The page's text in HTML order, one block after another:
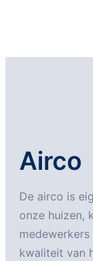
Airco
De airco is
onze huizen,
kwaliteit van